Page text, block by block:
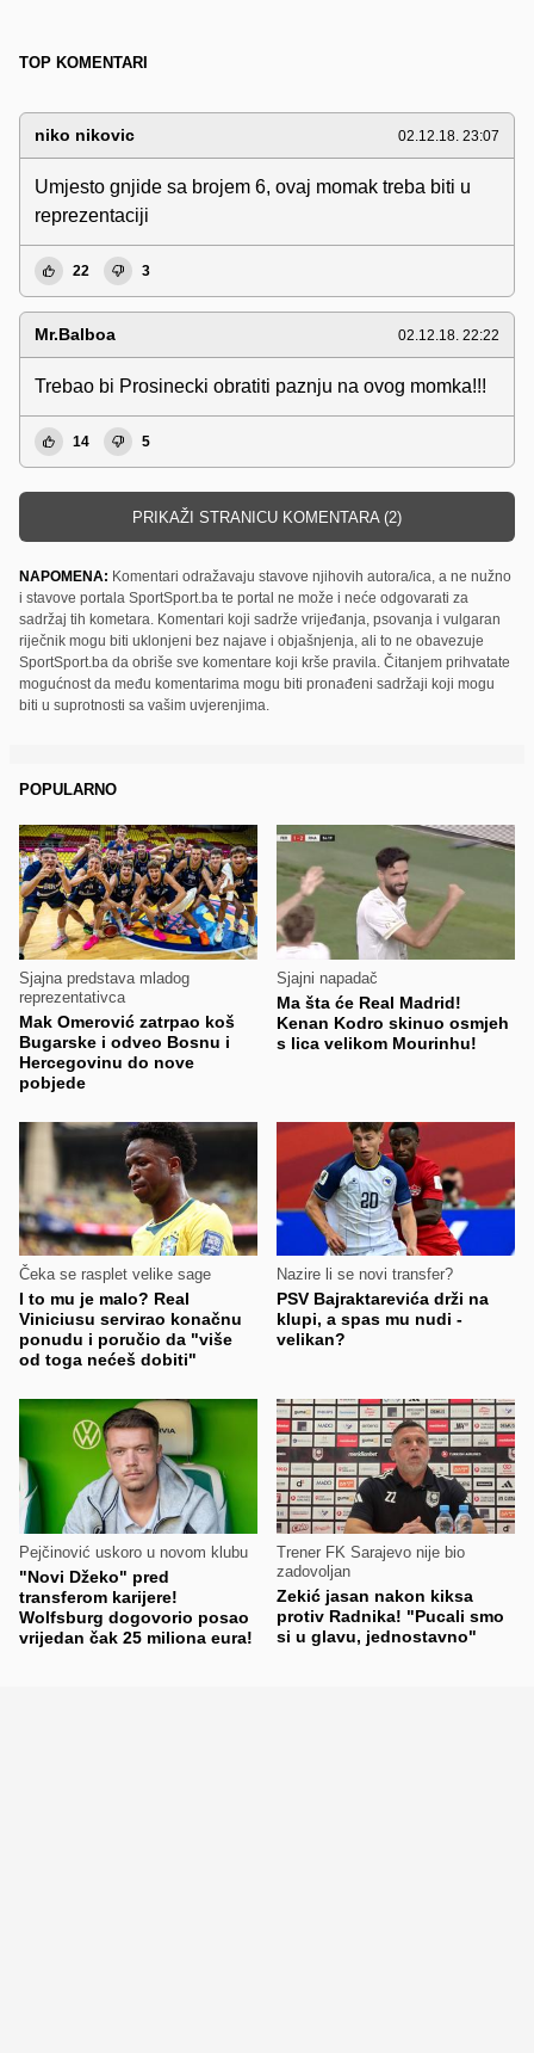
TOP KOMENTARI
niko nikovic 02.12.18. 23:07
Umjesto gnjide sa brojem 6, ovaj momak treba biti u
reprezentaciji
22 3
Mr.Balboa 02.12.18. 22:22
Trebao bi Prosinecki obratiti paznju na ovog momka!!!
14 5
PRIKAŽI STRANICU KOMENTARA (2)
NAPOMENA: Komentari odražavaju stavove njihovih autora/ica, a ne nužno
i stavove portala SportSport.ba te portal ne može i neće odgovarati za
sadržaj tih kometara. Komentari koji sadrže vrijeđanja, psovanja i vulgaran
riječnik mogu biti uklonjeni bez najave i objašnjenja, ali to ne obavezuje
SportSport.ba da obriše sve komentare koji krše pravila. Čitanjem prihvatate
mogućnost da među komentarima mogu biti pronađeni sadržaji koji mogu
biti u suprotnosti sa vašim uvjerenjima.
POPULARNO
Sjajna predstava mladog
reprezentativca
Mak Omerović zatrpao koš
Bugarske i odveo Bosnu i
Hercegovinu do nove
pobjede
Sjajni napadač
Ma šta će Real Madrid!
Kenan Kodro skinuo osmjeh
s lica velikom Mourinhu!
Čeka se rasplet velike sage
I to mu je malo? Real
Viniciusu servirao konačnu
ponudu i poručio da "više
od toga nećeš dobiti"
Nazire li se novi transfer?
PSV Bajraktarevića drži na
klupi, a spas mu nudi -
velikan?
Pejčinović uskoro u novom klubu
"Novi Džeko" pred
transferom karijere!
Wolfsburg dogovorio posao
vrijedan čak 25 miliona eura!
Trener FK Sarajevo nije bio
zadovoljan
Zekić jasan nakon kiksa
protiv Radnika! "Pucali smo
si u glavu, jednostavno"